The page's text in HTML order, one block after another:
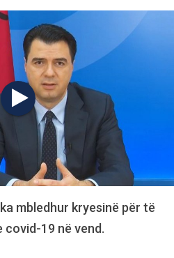
mbledhur kryesinë për të
19 në vend.